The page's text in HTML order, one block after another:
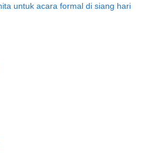
untuk acara formal di siang hari